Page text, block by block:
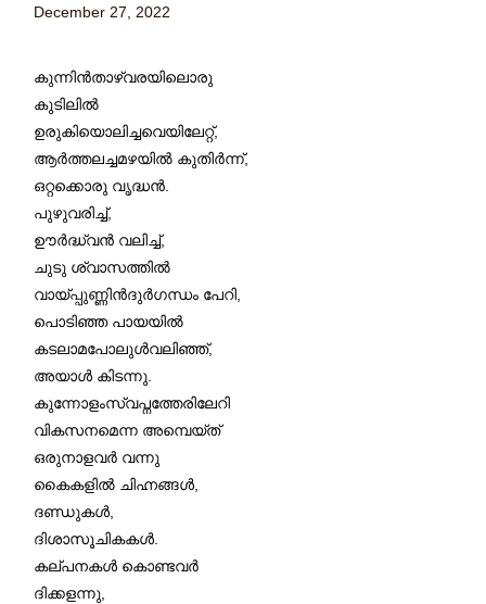
December 27, 2022
കുന്നിൻതാഴ്‌വരയിലൊരു
കുടിലിൽ
ഉരുകിയൊലിച്ചവെയിലേറ്റ്,
ആർത്തലച്ചമഴയിൽ കുതിർന്ന്,
ഒറ്റക്കൊരു വൃദ്ധൻ.
പുഴുവരിച്ച്,
ഊർദ്ധ്വൻ വലിച്ച്,
ചുടു ശ്വാസത്തിൽ
വായ്പ്പുണ്ണിൻദുർഗന്ധം പേറി,
പൊടിഞ്ഞ പായയിൽ
കടലാമപോലുൾവലിഞ്ഞ്,
അയാൾ കിടന്നു.
കുന്നോളംസ്വപ്നത്തേരിലേറി
വികസനമെന്ന അമ്പെയ്ത്
ഒരുനാളവർ വന്നു
കൈകളിൽ ചിഹ്നങ്ങൾ,
ദണ്ഡുകൾ,
ദിശാസൂചികകൾ.
കല്പനകൾ കൊണ്ടവർ
ദിക്കളന്നു,